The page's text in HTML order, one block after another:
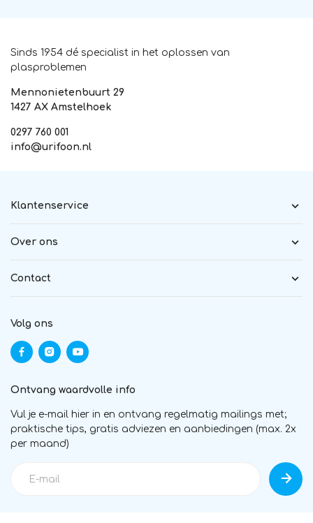
Sinds 1954 dé specialist in het oplossen van
plasproblemen
Mennonietenbuurt 29
1427 AX Amstelhoek
0297 760 001
info@urifoon.nl
Klantenservice
Over ons
Contact
Volg ons
Ontvang waardvolle info
Vul je e-mail hier in en ontvang regelmatig mailings met;
praktische tips, gratis adviezen en aanbiedingen (max. 2x
per maand)